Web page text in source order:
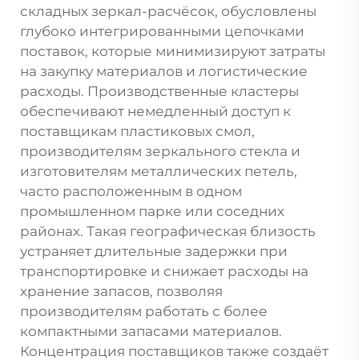
складных зеркал-расчёсок, обусловлены
глубоко интегрированными цепочками
поставок, которые минимизируют затраты
на закупку материалов и логистические
расходы. Производственные кластеры
обеспечивают немедленный доступ к
поставщикам пластиковых смол,
производителям зеркального стекла и
изготовителям металлических петель,
часто расположенным в одном
промышленном парке или соседних
районах. Такая географическая близость
устраняет длительные задержки при
транспортировке и снижает расходы на
хранение запасов, позволяя
производителям работать с более
компактными запасами материалов.
Концентрация поставщиков также создаёт